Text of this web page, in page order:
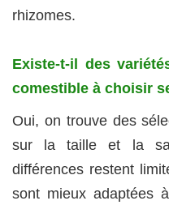
rhizomes.
Existe-t-il des
comestible à choisir
Oui, on trouve des
sur la taille et la
différences restent
sont mieux adaptées